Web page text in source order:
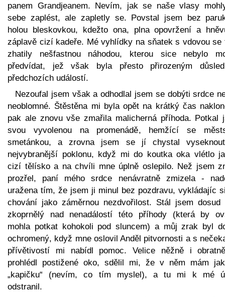
panem Grandjeanem. Nevím, jak se naše vlasy
sebe zaplést, ale zapletly se. Povstal jsem bez
holou bleskovkou, kdežto ona, plna opovržení a
záplavě cizí kadeře. Mé vyhlídky na sňatek s vdovou se
zhatily nešfastnou náhodou, kterou sice nebylo
předvídat, jež však byla přesto přirozeným
předchozích událostí.
Nezoufal jsem však a odhodlal jsem se dobýti srdce
neoblomné. Štěstěna mi byla opět na krátký čas
pak ale znovu vše zmařila malicherná příhoda. Potkal
svou vyvolenou na promenádě, hemžící se
smetánkou, a zrovna jsem se jí chystal
nejvybranější poklonu, když mi do koutka oka vlétlo
cizí tělísko a na chvíli mne úplně oslepilo. Než jsem
prozřel, paní mého srdce nenávratně zmizela -
uražena tím, že jsem ji minul bez pozdravu, vykládajíc
chování jako záměrnou nezdvořilost. Stál jsem dosud
zkoprnělý nad nenadálostí této příhody (která by
mohla potkat kohokoli pod sluncem) a můj zrak byl
ochromený, když mne oslovil Anděl pitvornosti a s
přívětivostí mi nabídl pomoc. Velice něžně i
prohlédl postižené oko, sdělil mi, že v něm mám
„kapičku“ (nevím, co tím myslel), a tu mi k mé
odstranil.